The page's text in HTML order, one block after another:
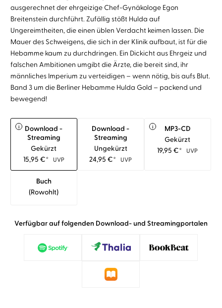
ausgerechnet der ehrgeizige Chef-Gynäkologe Egon
Breitenstein durchführt. Zufällig stößt Hulda auf
Ungereimtheiten, die einen üblen Verdacht keimen lassen. Die
Mauer des Schweigens, die sich in der Klinik aufbaut, ist für die
Hebamme kaum zu durchdringen. Ein Dickicht aus Ehrgeiz und
falschen Ambitionen umgibt die Ärzte, die bereit sind, ihr
männliches Imperium zu verteidigen – wenn nötig, bis aufs Blut.
Band 3 um die Berliner Hebamme Hulda Gold – packend und
bewegend!
i
Download -
Streaming
Gekürzt
15,95 €* UVP
Download -
Streaming
Ungekürzt
24,95€* UVP
i
MP3-CD
Gekürzt
19,95€* UVP
Buch
(rowohlt)
Verfügbar auf folgenden Download- und Streamingportalen